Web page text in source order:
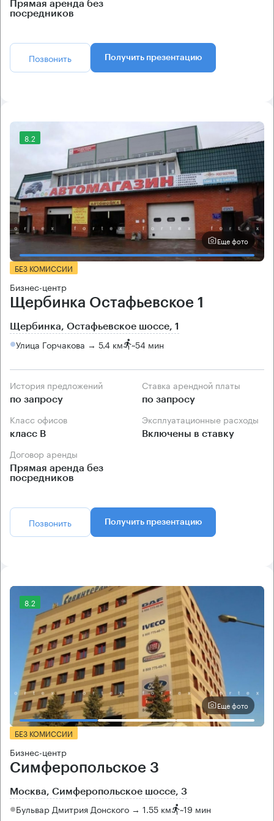
Прямая аренда без
посредников
Позвонить Получить презентацию
8.2
Еще фото
БЕЗ КОМИССИИ
Бизнес-центр
Щербинка Остафьевское 1
Щербинка, Остафьевское шоссе, 1
Улица Горчакова → 5.4 км ~54 мин
История предложений
по запросу
Ставка арендной платы
по запросу
Класс офисов
класс B
Эксплуатационные расходы
Включены в ставку
Договор аренды
Прямая аренда без
посредников
Позвонить Получить презентацию
8.2
Еще фото
БЕЗ КОМИССИИ
Бизнес-центр
Симферопольское 3
Москва, Симферопольское шоссе, 3
Бульвар Дмитрия Донского → 1.55 км ~19 мин